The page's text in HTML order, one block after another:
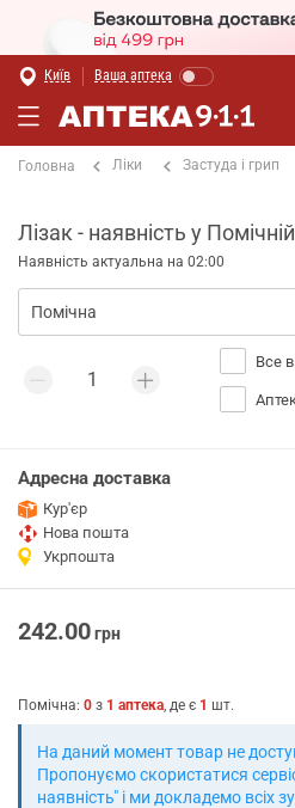
Київ Ваша аптека
Головна Ліки Застуда і грип
Лізак - наявність у Помічній
Наявність актуальна на 02:00
Все
Адресна доставка
Кур'єр
Нова пошта
Укрпошта
242.00грн
Помічна: 0 з 1 аптека, де є 1 шт.
На даний момент товар не
Пропонуємо скористатися
наявність" і ми докладемо всіх